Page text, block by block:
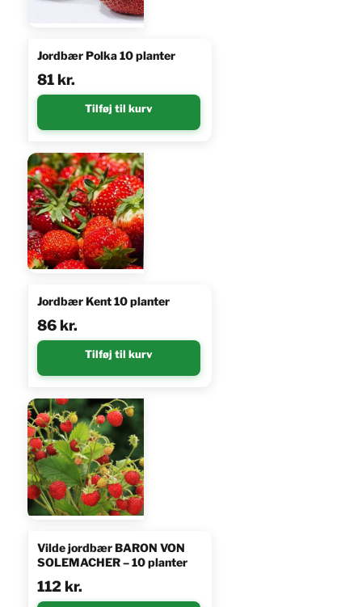
Jordbær Polka 10 planter
81kr.
Tilføj til kurv
Jordbær Kent 10 planter
86kr.
Tilføj til kurv
Vilde jordbær BARON VON
SOLEMACHER – 10 planter
112kr.